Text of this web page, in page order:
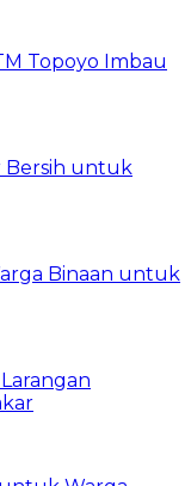
Topoyo Imbau
Bersih untuk
Binaan untuk